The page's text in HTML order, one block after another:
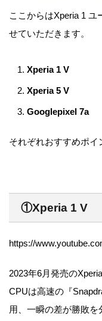
ここからはXperia 1 ユ
せていただきます。
Xperia 1 V
Xperia 5 V
Googlepixel 7a
それぞれおすすめポイ
①Xperia 1 V
https://
2023年6月発売の
CPUは高速の『
用、一瞬の差が勝敗